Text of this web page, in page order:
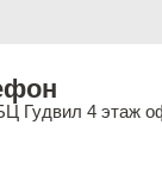
Гудвил 4 этаж